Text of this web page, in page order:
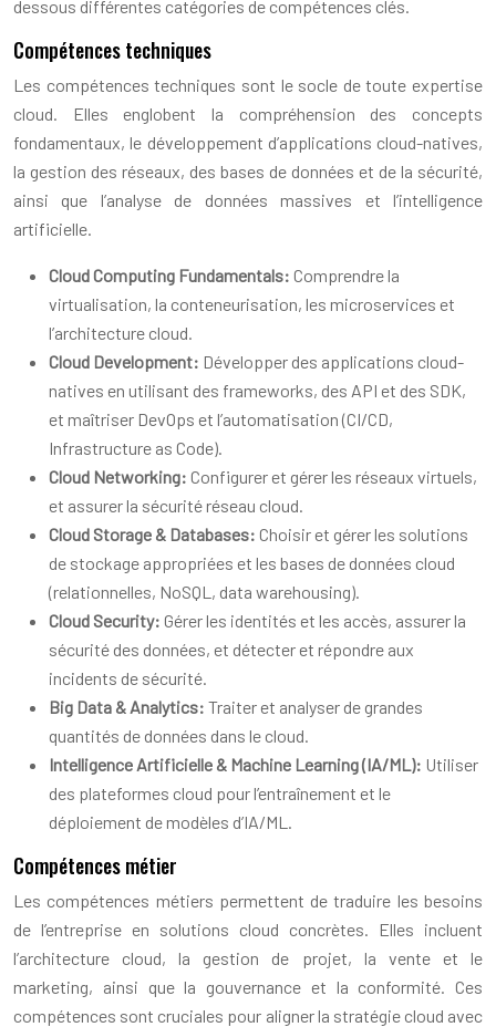
dessous différentes catégories de compétences clés.
Compétences techniques
Les compétences techniques sont le socle de toute expertise
cloud. Elles englobent la compréhension des concepts
fondamentaux, le développement d’applications cloud-natives,
la gestion des réseaux, des bases de données et de la sécurité,
ainsi que l’analyse de données massives et l’intelligence
artificielle.
Cloud Computing Fundamentals: Comprendre la
virtualisation, la conteneurisation, les microservices et
l’architecture cloud.
Cloud Development: Développer des applications cloud-
natives en utilisant des frameworks, des API et des SDK,
et maîtriser DevOps et l’automatisation (CI/CD,
Infrastructure as Code).
Cloud Networking: Configurer et gérer les réseaux virtuels,
et assurer la sécurité réseau cloud.
Cloud Storage & Databases: Choisir et gérer les solutions
de stockage appropriées et les bases de données cloud
(relationnelles, NoSQL, data warehousing).
Cloud Security: Gérer les identités et les accès, assurer la
sécurité des données, et détecter et répondre aux
incidents de sécurité.
Big Data & Analytics: Traiter et analyser de grandes
quantités de données dans le cloud.
Intelligence Artificielle & Machine Learning (IA/ML): Utiliser
des plateformes cloud pour l’entraînement et le
déploiement de modèles d’IA/ML.
Compétences métier
Les compétences métiers permettent de traduire les besoins
de l’entreprise en solutions cloud concrètes. Elles incluent
l’architecture cloud, la gestion de projet, la vente et le
marketing, ainsi que la gouvernance et la conformité. Ces
compétences sont cruciales pour aligner la stratégie cloud avec